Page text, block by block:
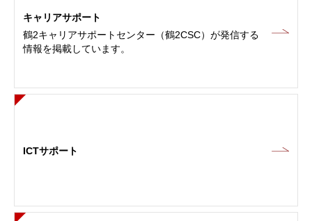
キャリアサポート
鶴2キャリアサポートセンター（鶴2CSC）が発信する
情報を掲載しています。
ICTサポート